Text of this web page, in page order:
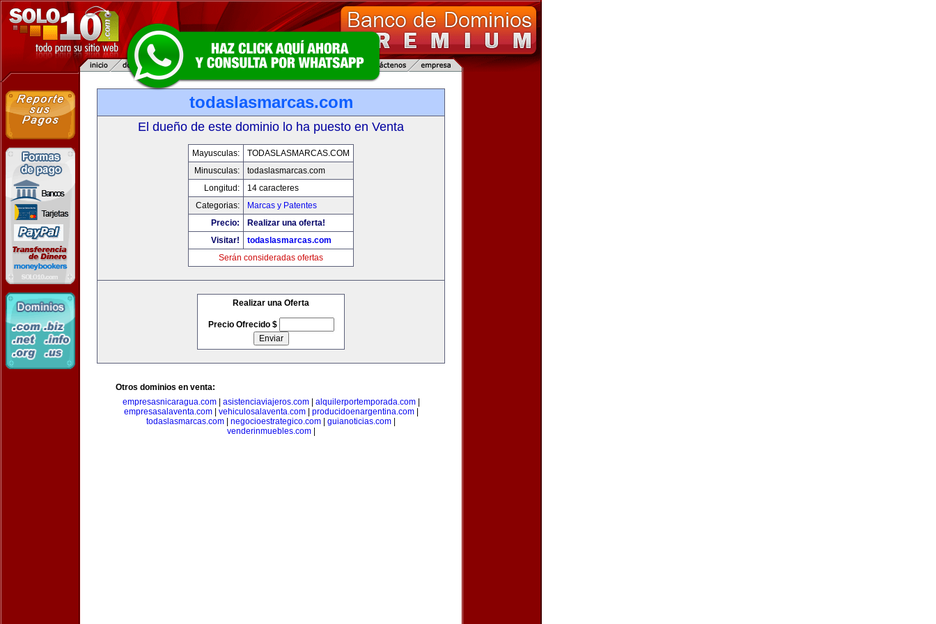
todaslasmarcas.com
El dueño de este dominio lo ha puesto en Venta
Mayusculas:
TODASLASMARCAS.COM
Minusculas:
todaslasmarcas.com
Longitud:
14 caracteres
Categorias:
Marcas y Patentes
Precio:
Realizar una oferta!
Visitar!
todaslasmarcas.com
Serán consideradas ofertas
Realizar una Oferta
Precio Ofrecido $
Otros dominios en venta:
empresasnicaragua.com| asistenciaviajeros.com| alquilerportemporada.com|
empresasalaventa.com| vehiculosalaventa.com| producidoenargentina.com|
todaslasmarcas.com
negocioestrategico.com guianoticias.com
venderinmuebles.com|